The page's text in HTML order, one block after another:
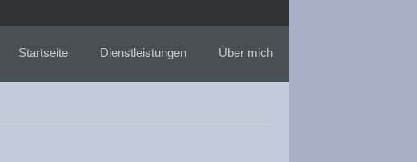
Startseite Dienstleistungen Über mich